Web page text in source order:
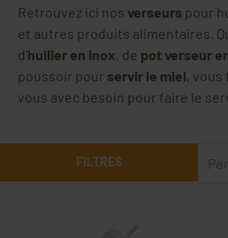
Retrouvez ici nos verseurs pour
et autres produits alimentaires.
d'huilier en inox, de pot verseur
poussoir pour servir le miel,
vous avec besoin pour faire le
FILTRES